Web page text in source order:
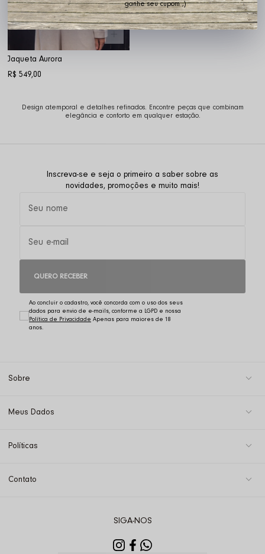
Jaqueta Aurora
R$ 549,00
Design atemporal e detalhes refinados. Encontre peças que combinam
elegância e conforto em qualquer estação.
Inscreva-se e seja o primeiro a saber sobre as
novidades, promoções e muito mais!
QUERO RECEBER
Ao concluir o cadastro, você concorda com o uso dos seus
dados para envio de e-mails, conforme a LGPD e nossa
Política de Privacidade
Sobre
Meus Dados
Políticas
Contato
SIGA-NOS
ganhe seu cupom ;)